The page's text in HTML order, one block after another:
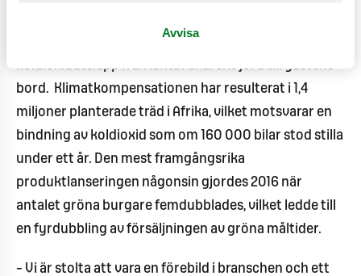
Avvisa
bord. Klimatkompensationen har resulterat i 1,4
miljoner planterade träd i Afrika, vilket motsvarar en
bindning av koldioxid som om 160 000 bilar stod stilla
under ett år. Den mest framgångsrika
produktlanseringen någonsin gjordes 2016 när
antalet gröna burgare femdubblades, vilket ledde till
en fyrdubbling av försäljningen av gröna måltider.
– Vi är stolta att vara en förebild i branschen och ett